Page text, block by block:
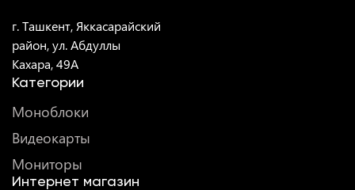
г. Ташкент, Яккасарайский
район, ул. Абдуллы
Кахара, 49A
Категории
Моноблоки
Видеокарты
Мониторы
Интернет магазин